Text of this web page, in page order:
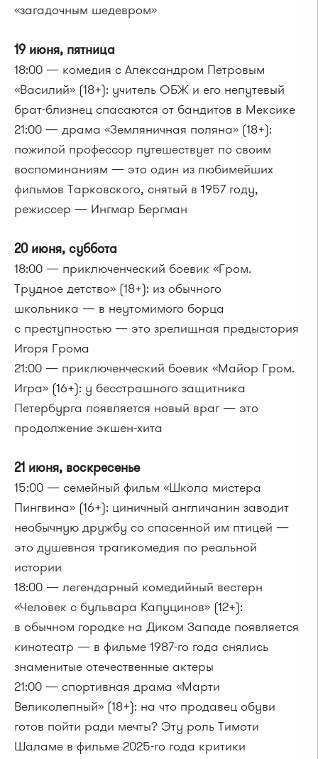
«загадочным шедевром»
19 июня, пятница
18:00 — комедия с Александром Петровым
«Василий» (18+): учитель ОБЖ и его непутевый
брат-близнец спасаются от бандитов в Мексике
21:00 — драма «Земляничная поляна» (18+):
пожилой профессор путешествует по своим
воспоминаниям — это один из любимейших
фильмов Тарковского, снятый в 1957 году,
режиссер — Ингмар Бергман
20 июня, суббота
18:00 — приключенческий боевик «Гром.
Трудное детство» (18+): из обычного
школьника — в неутомимого борца
с преступностью — это зрелищная предыстория
Игоря Грома
21:00 — приключенческий боевик «Майор Гром.
Игра» (16+): у бесстрашного защитника
Петербурга появляется новый враг — это
продолжение экшен-хита
21 июня, воскресенье
15:00 — семейный фильм «Школа мистера
Пингвина» (16+): циничный англичанин заводит
необычную дружбу со спасенной им птицей —
это душевная трагикомедия по реальной
истории
18:00 — легендарный комедийный вестерн
«Человек с бульвара Капуцинов» (12+):
в обычном городке на Диком Западе появляется
кинотеатр — в фильме 1987-го года снялись
знаменитые отечественные актеры
21:00 — спортивная драма «Марти
Великолепный» (18+): на что продавец обуви
готов пойти ради мечты? Эту роль Тимоти
Шаламе в фильме 2025-го года критики